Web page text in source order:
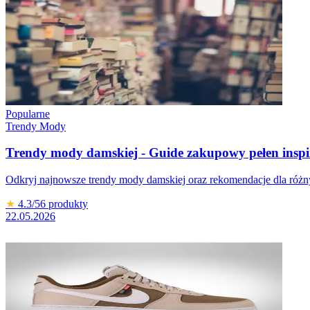
Popularne
Trendy Mody
Trendy mody damskiej - Guide zakupowy pełen
Odkryj najnowsze trendy mody damskiej oraz rekomendacje dla
★ 4.3/56 produkty
22.05.2026